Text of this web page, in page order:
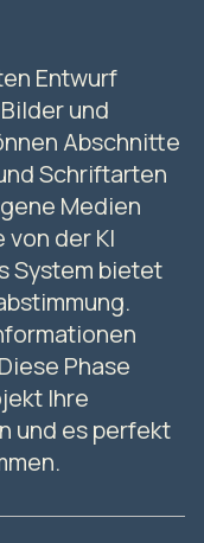
Entwurf
und
Abschnitte
Schriftarten
Medien
der KI
System bietet
Phase
Ihre
und es perfekt